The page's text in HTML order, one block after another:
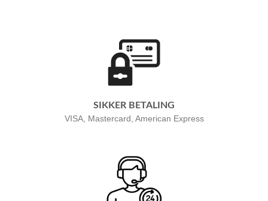
SIKKER BETALING
VISA, Mastercard, American Express